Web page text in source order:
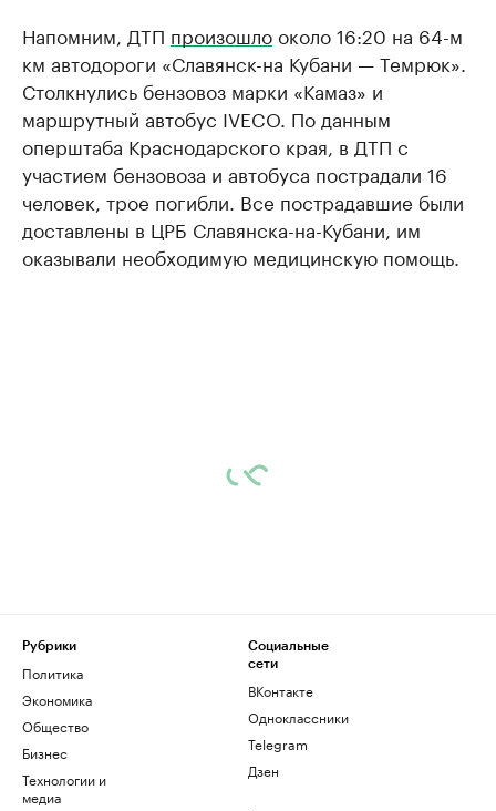
Напомним, ДТП произошлооколо 16:20 на 64-м
км автодороги «Славянск-на Кубани — Темрюк».
Столкнулись бензовоз марки «Камаз» и
маршрутный автобус IVECO. По данным
оперштаба Краснодарского края, в ДТП с
участием бензовоза и автобуса пострадали 16
человек, трое погибли. Все пострадавшие были
доставлены в ЦРБ Славянска-на-Кубани, им
оказывали необходимую медицинскую помощь.
Рубрики
Политика
Экономика
Общество
Бизнес
Технологии и
медиа
Социальные
сети
ВКонтакте
Одноклассники
Telegram
Дзен